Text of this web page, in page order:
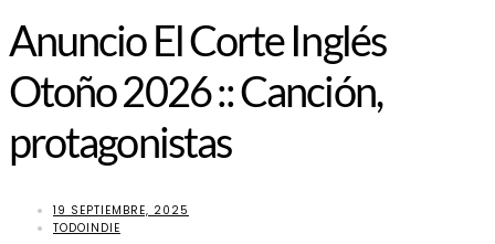
Anuncio El Corte Inglés
Otoño 2026 :: Canción,
protagonistas
19 SEPTIEMBRE, 2025
TODOINDIE